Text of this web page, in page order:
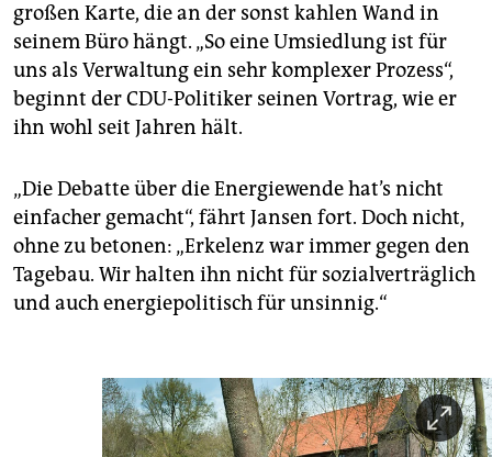
großen Karte, die an der sonst kahlen Wand in
seinem Büro hängt. „So eine Umsiedlung ist für
uns als Verwaltung ein sehr komplexer Prozess“,
beginnt der CDU-Politiker seinen Vortrag, wie er
ihn wohl seit Jahren hält.
„Die Debatte über die Energiewende hat’s nicht
einfacher gemacht“, fährt Jansen fort. Doch nicht,
ohne zu betonen: „Erkelenz war immer gegen den
Tagebau. Wir halten ihn nicht für sozialverträglich
und auch energiepolitisch für unsinnig.“